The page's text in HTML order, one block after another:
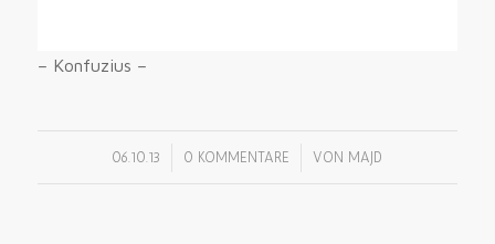
– Konfuzius –
06.10.13 0 KOMMENTARE
/ VON MAJD